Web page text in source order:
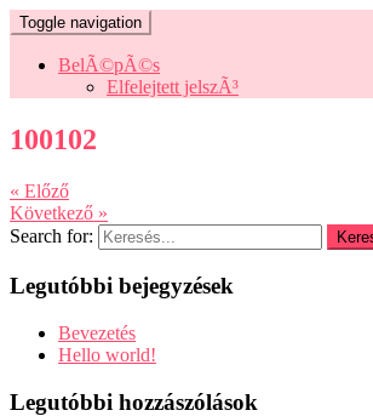
Toggle navigation
BelÃ©pÃ©s
Elfelejtett jelszÃ³
100102
« Előző
Következő »
Search for:
Legutóbbi bejegyzések
Bevezetés
Hello world!
Legutóbbi hozzászólások